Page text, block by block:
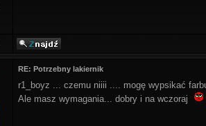
RE: Potrzebny lakiernik
r1_boyz ... czemu niiii .... mogę wypsikać
Ale masz wymagania... dobry i na wczoraj